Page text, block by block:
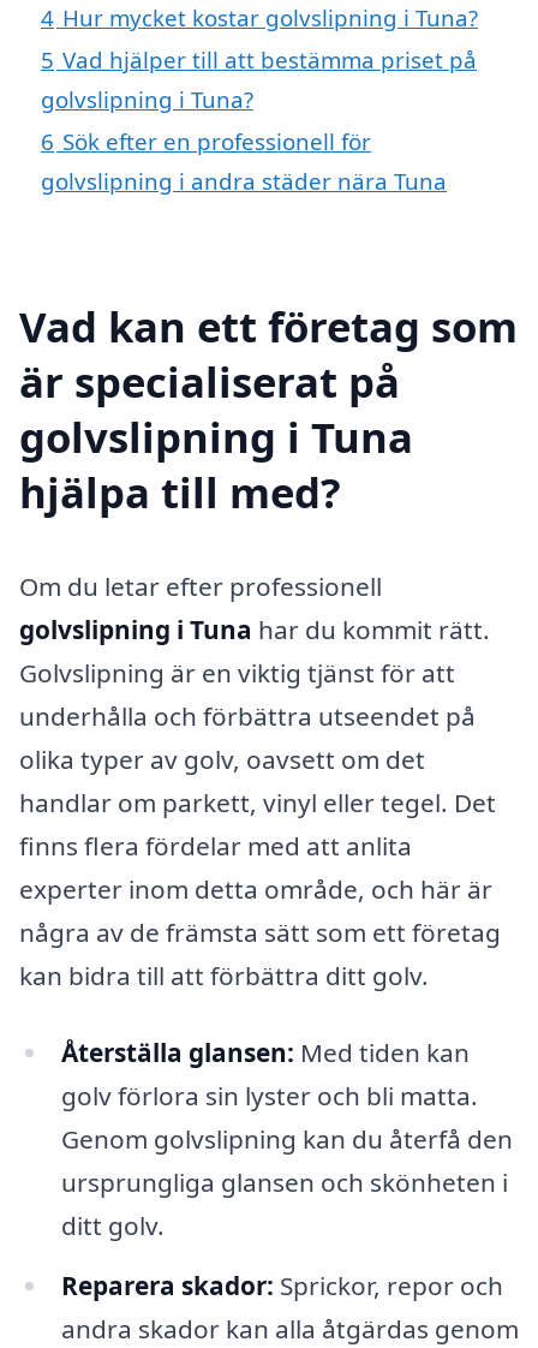
4 Hur mycket kostar golvslipning i Tuna?
5 Vad hjälper till att bestämma priset på
golvslipning i Tuna?
6 Sök efter en professionell för
golvslipning i andra städer nära Tuna
Vad kan ett företag som
är specialiserat på
golvslipning i Tuna
hjälpa till med?
Om du letar efter professionell
golvslipning i Tuna har du kommit rätt.
Golvslipning är en viktig tjänst för att
underhålla och förbättra utseendet på
olika typer av golv, oavsett om det
handlar om parkett, vinyl eller tegel. Det
finns flera fördelar med att anlita
experter inom detta område, och här är
några av de främsta sätt som ett företag
kan bidra till att förbättra ditt golv.
Återställa glansen: Med tiden kan
golv förlora sin lyster och bli matta.
Genom golvslipning kan du återfå den
ursprungliga glansen och skönheten i
ditt golv.
Reparera skador: Sprickor, repor och
andra skador kan alla åtgärdas genom